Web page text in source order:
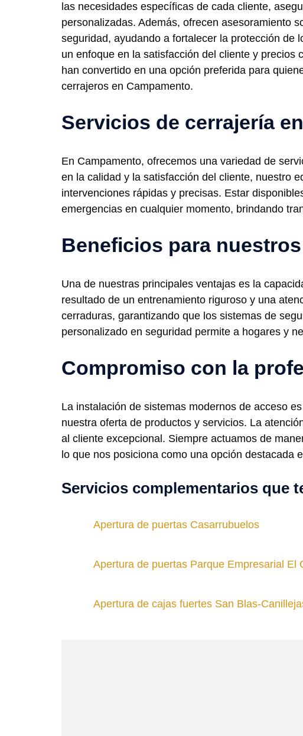
las necesidades específicas de cada cliente,
personalizadas. Además, ofrecen asesoramiento
seguridad, ayudando a fortalecer la protección de
un enfoque en la satisfacción del cliente y precios
han convertido en una opción preferida para
cerrajeros en Campamento.
Servicios de cerrajería
En Campamento, ofrecemos una variedad de
en la calidad y la satisfacción del cliente, nuestro
intervenciones rápidas y precisas. Estar
emergencias en cualquier momento, brindando
Beneficios para
Una de nuestras principales ventajas es la
resultado de un entrenamiento riguroso y una
cerraduras, garantizando que los sistemas de
personalizado en seguridad permite a hogares y
Compromiso con la
La instalación de sistemas modernos de acceso
nuestra oferta de productos y servicios. La
al cliente excepcional. Siempre actuamos de
lo que nos posiciona como una opción destacada
Servicios complementarios que
Apertura de puertas Casarrubuelos
Apertura de puertas Parque Empresarial El
Apertura de cajas fuertes San Blas-